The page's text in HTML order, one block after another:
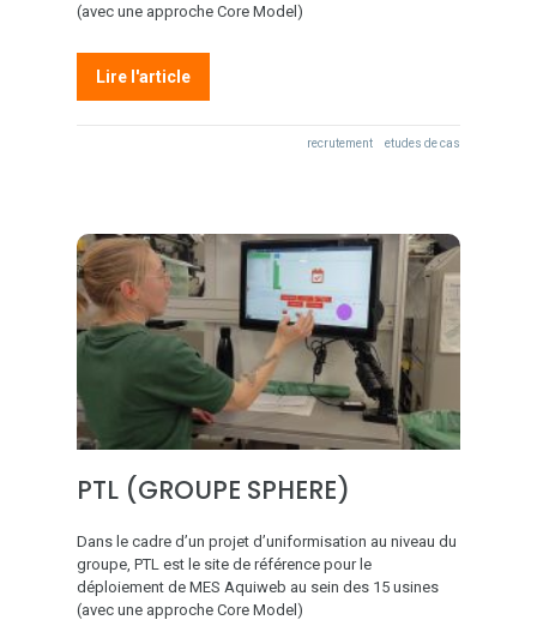
(avec une approche Core Model)
Lire l'article
recrutement etudes de cas
PTL (GROUPE SPHERE)
Dans le cadre d’un projet d’uniformisation au niveau du
groupe, PTL est le site de référence pour le
déploiement de MES Aquiweb au sein des 15 usines
(avec une approche Core Model)